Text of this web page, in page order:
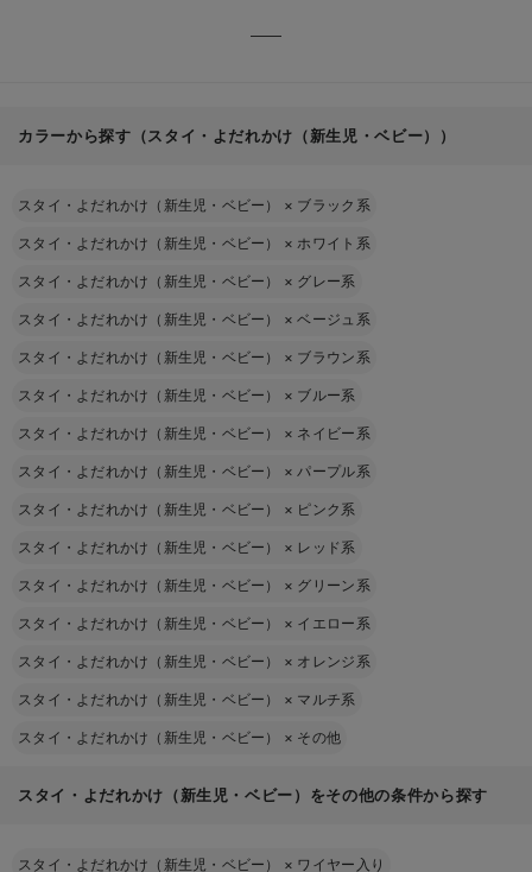
カラーから探す（スタイ・よだれかけ（新生児・ベビー））
スタイ・よだれかけ（新生児・ベビー） × ブラック系
スタイ・よだれかけ（新生児・ベビー） ×ホワイト系
スタイ・よだれかけ（新生児・ベビー） × グレー系
スタイ・よだれかけ（新生児・ベビー） ×ベージュ系
スタイ・よだれかけ（新生児・ベビー） × ブラウン系
スタイ・よだれかけ（新生児・ベビー） × ブルー系
スタイ・よだれかけ（新生児・ベビー） × ネイビー系
スタイ・よだれかけ（新生児・ベビー） ×パープル系
スタイ・よだれかけ（新生児・ベビー） × ピンク系
スタイ・よだれかけ（新生児・ベビー） × レッド系
スタイ・よだれかけ（新生児・ベビー） × グリーン系
スタイ・よだれかけ（新生児・ベビー） × イエロー系
スタイ・よだれかけ（新生児・ベビー） × オレンジ系
スタイ・よだれかけ（新生児・ベビー） × マルチ系
スタイ・よだれかけ（新生児・ベビー） × その他
スタイ・よだれかけ（新生児・ベビー）をその他の条件から探す
スタイ・よだれかけ（新生児・ベビー） × ワイヤー入り